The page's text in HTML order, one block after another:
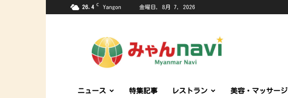
26.4 C Yangon 金曜日, 8月 7, 2026
ゃ
ん
ナ
~Myanmar
ニュース 特集記事 レストラン 美容・マッサージ